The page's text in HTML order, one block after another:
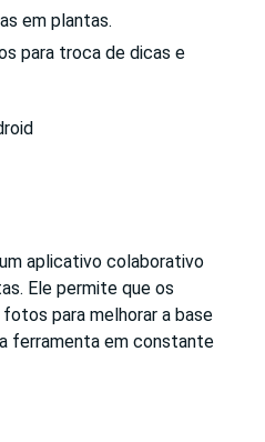
em plantas.
para troca de dicas e
aplicativo colaborativo
Ele permite que os
para melhorar a base
ferramenta em constante